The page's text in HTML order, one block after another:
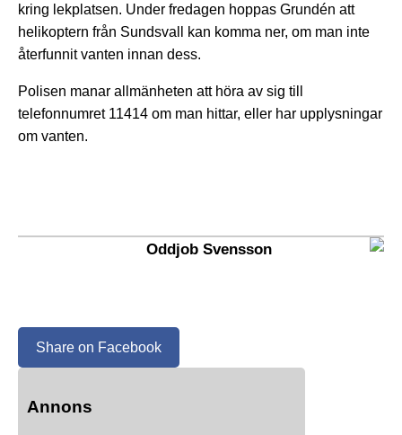
kring lekplatsen. Under fredagen hoppas Grundén att
helikoptern från Sundsvall kan komma ner, om man inte
återfunnit vanten innan dess.
Polisen manar allmänheten att höra av sig till
telefonnumret 11414 om man hittar, eller har upplysningar
om vanten.
Oddjob Svensson
Share on Facebook
Annons